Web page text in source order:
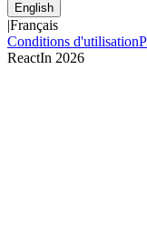
English
|Français
Conditions d'utilisation
ReactIn 2026